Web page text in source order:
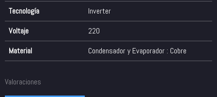
Tecnología
Inverter
Voltaje
220
Material
Condensador y Evaporador : Cobre
Valoraciones